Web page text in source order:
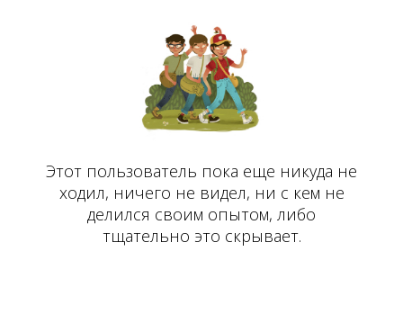
Этот пользователь пока еще никуда не
ходил, ничего не видел, ни с кем не
делился своим опытом, либо
тщательно это скрывает.